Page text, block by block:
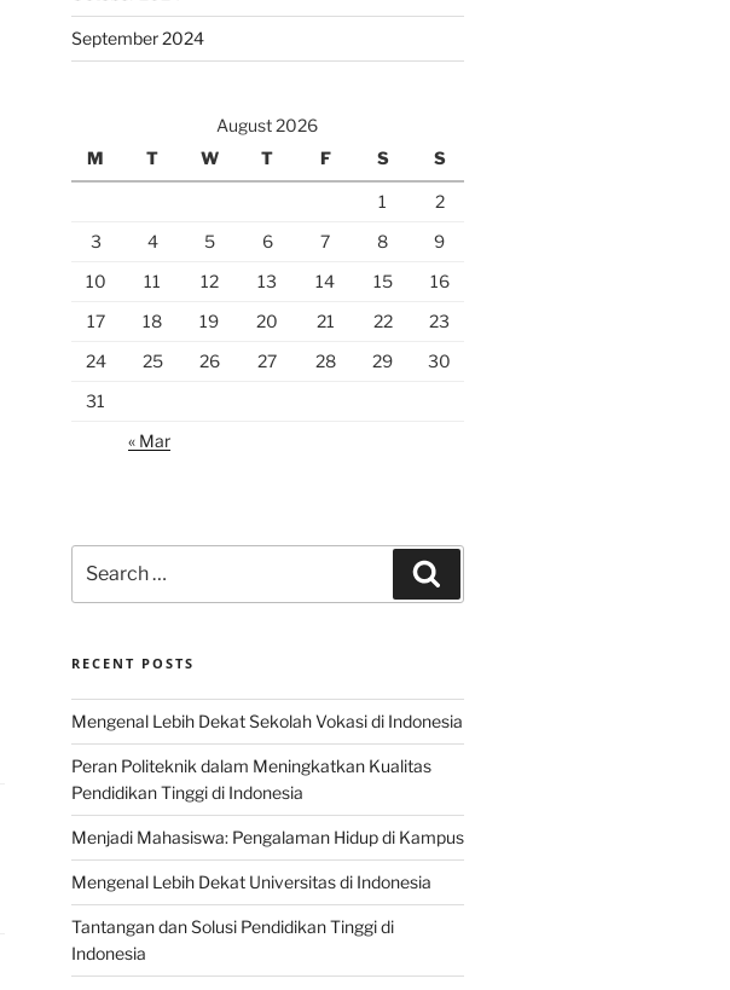
September 2024
August 2026
M
T W T F S S
1
2
3
4 5 6 7 8
9
10
11 12 13 14 15
16
17
18 19 20 21 22
23
24
25 26 27 28 29
30
31
« Mar
for:
RECENT POSTS
Mengenal Lebih Dekat Sekolah Vokasi di Indonesia
Peran Politeknik dalam Meningkatkan Kualitas
Pendidikan Tinggi di Indonesia
Menjadi Mahasiswa: Pengalaman Hidup di Kampus
Mengenal Lebih Dekat Universitas di Indonesia
Tantangan dan Solusi Pendidikan Tinggi di
Indonesia